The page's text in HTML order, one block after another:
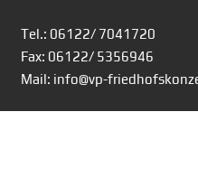
Tel.: 06122/ 7041720
Fax: 06122/ 5356946
Mail: info@vp-